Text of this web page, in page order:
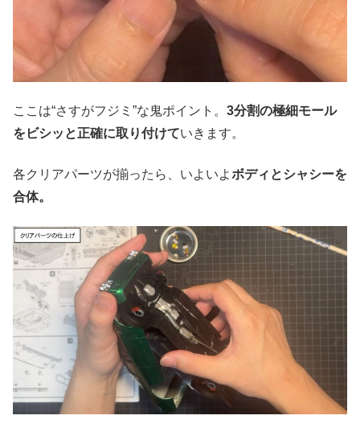
ここは“さすがフジミ”な鬼ポイント。 3分割の極細モール
をビシッと正確に取り付けていきます。
各クリアパーツが揃ったら、いよいよボディとシャシーを
合体。